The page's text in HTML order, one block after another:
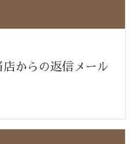
からの返信メール